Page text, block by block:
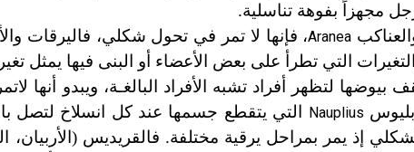
مجهزاً بفوهة تناسلية.
Aranea، فإنها لا تمر في تحول شكلي، فاليرقات
التي تطرأ على بعض الأعضاء أو البنى فيها يمثل
لتظهر أفراد تشبه الأفراد البالغـة، ويبدو أنها لا
Nauplius
التي يتقطع جسمها عند كل انسلاخ لتصل
إذ يمر بمراحل يرقية مختلفة. فالقريديس (الأربيان،